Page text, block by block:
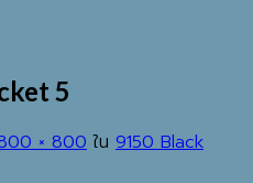
5
× 800 ใน 9150 Black